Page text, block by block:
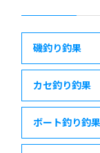
磯釣り釣果
カセ釣り釣果
ボート釣り釣果